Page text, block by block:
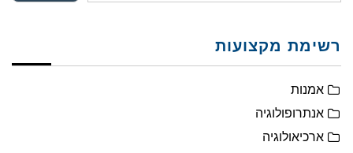
רשימת מקצועות
אמנות
אנתרופולוגיה
ארכיאולוגיה